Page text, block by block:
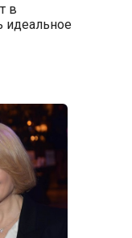
в
идеальное